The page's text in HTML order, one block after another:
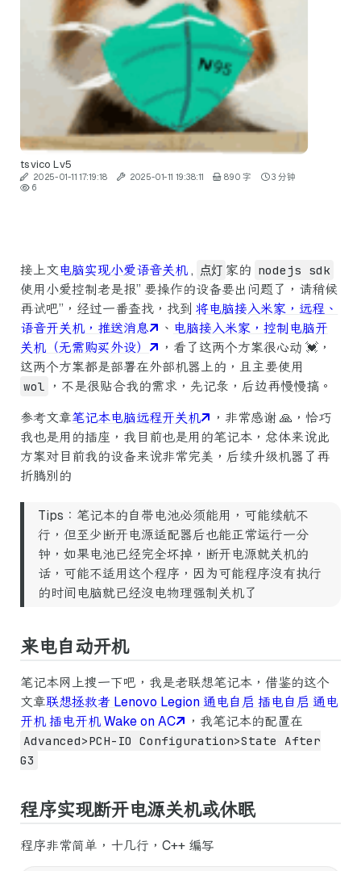
tsvico Lv5
2025-01-11 17:19:18 2025-01-11 19:38:11 890 字
3 分钟
6
接上文电脑实现小爱语音关机 , 点灯 家的 nodejs sdk
使用小爱控制老是报” 要操作的设备要出问题了，请稍候
再试吧”，经过一番查找，找到将电脑接入米家，远程、
语音开关机，推送消息
、 电脑接入米家，控制电脑开
关机（无需购买外设）
，看了这两个方案很心动 💓，
这两个方案都是部署在外部机器上的，且主要使用
wol
，不是很贴合我的需求，先记录，后边再慢慢搞。
参考文章笔记本电脑远程开关机
，非常感谢 🙏，恰巧
我也是用的插座，我目前也是用的笔记本，总体来说此
方案对目前我的设备来说非常完美，后续升级机器了再
折腾别的
Tips：笔记本的自带电池必须能用，可能续航不
行，但至少断开电源适配器后也能正常运行一分
钟，如果电池已经完全坏掉，断开电源就关机的
话，可能不适用这个程序，因为可能程序没有执行
的时间电脑就已经没电物理强制关机了
来电自动开机
笔记本网上搜一下吧，我是老联想笔记本，借鉴的这个
文章联想拯救者 Lenovo Legion 通电自启 插电自启 通电
开机 插电开机 Wake on AC
，我笔记本的配置在
Advanced>PCH-IO Configuration>State After
G3
程序实现断开电源关机或休眠
程序非常简单，十几行，C++ 编写